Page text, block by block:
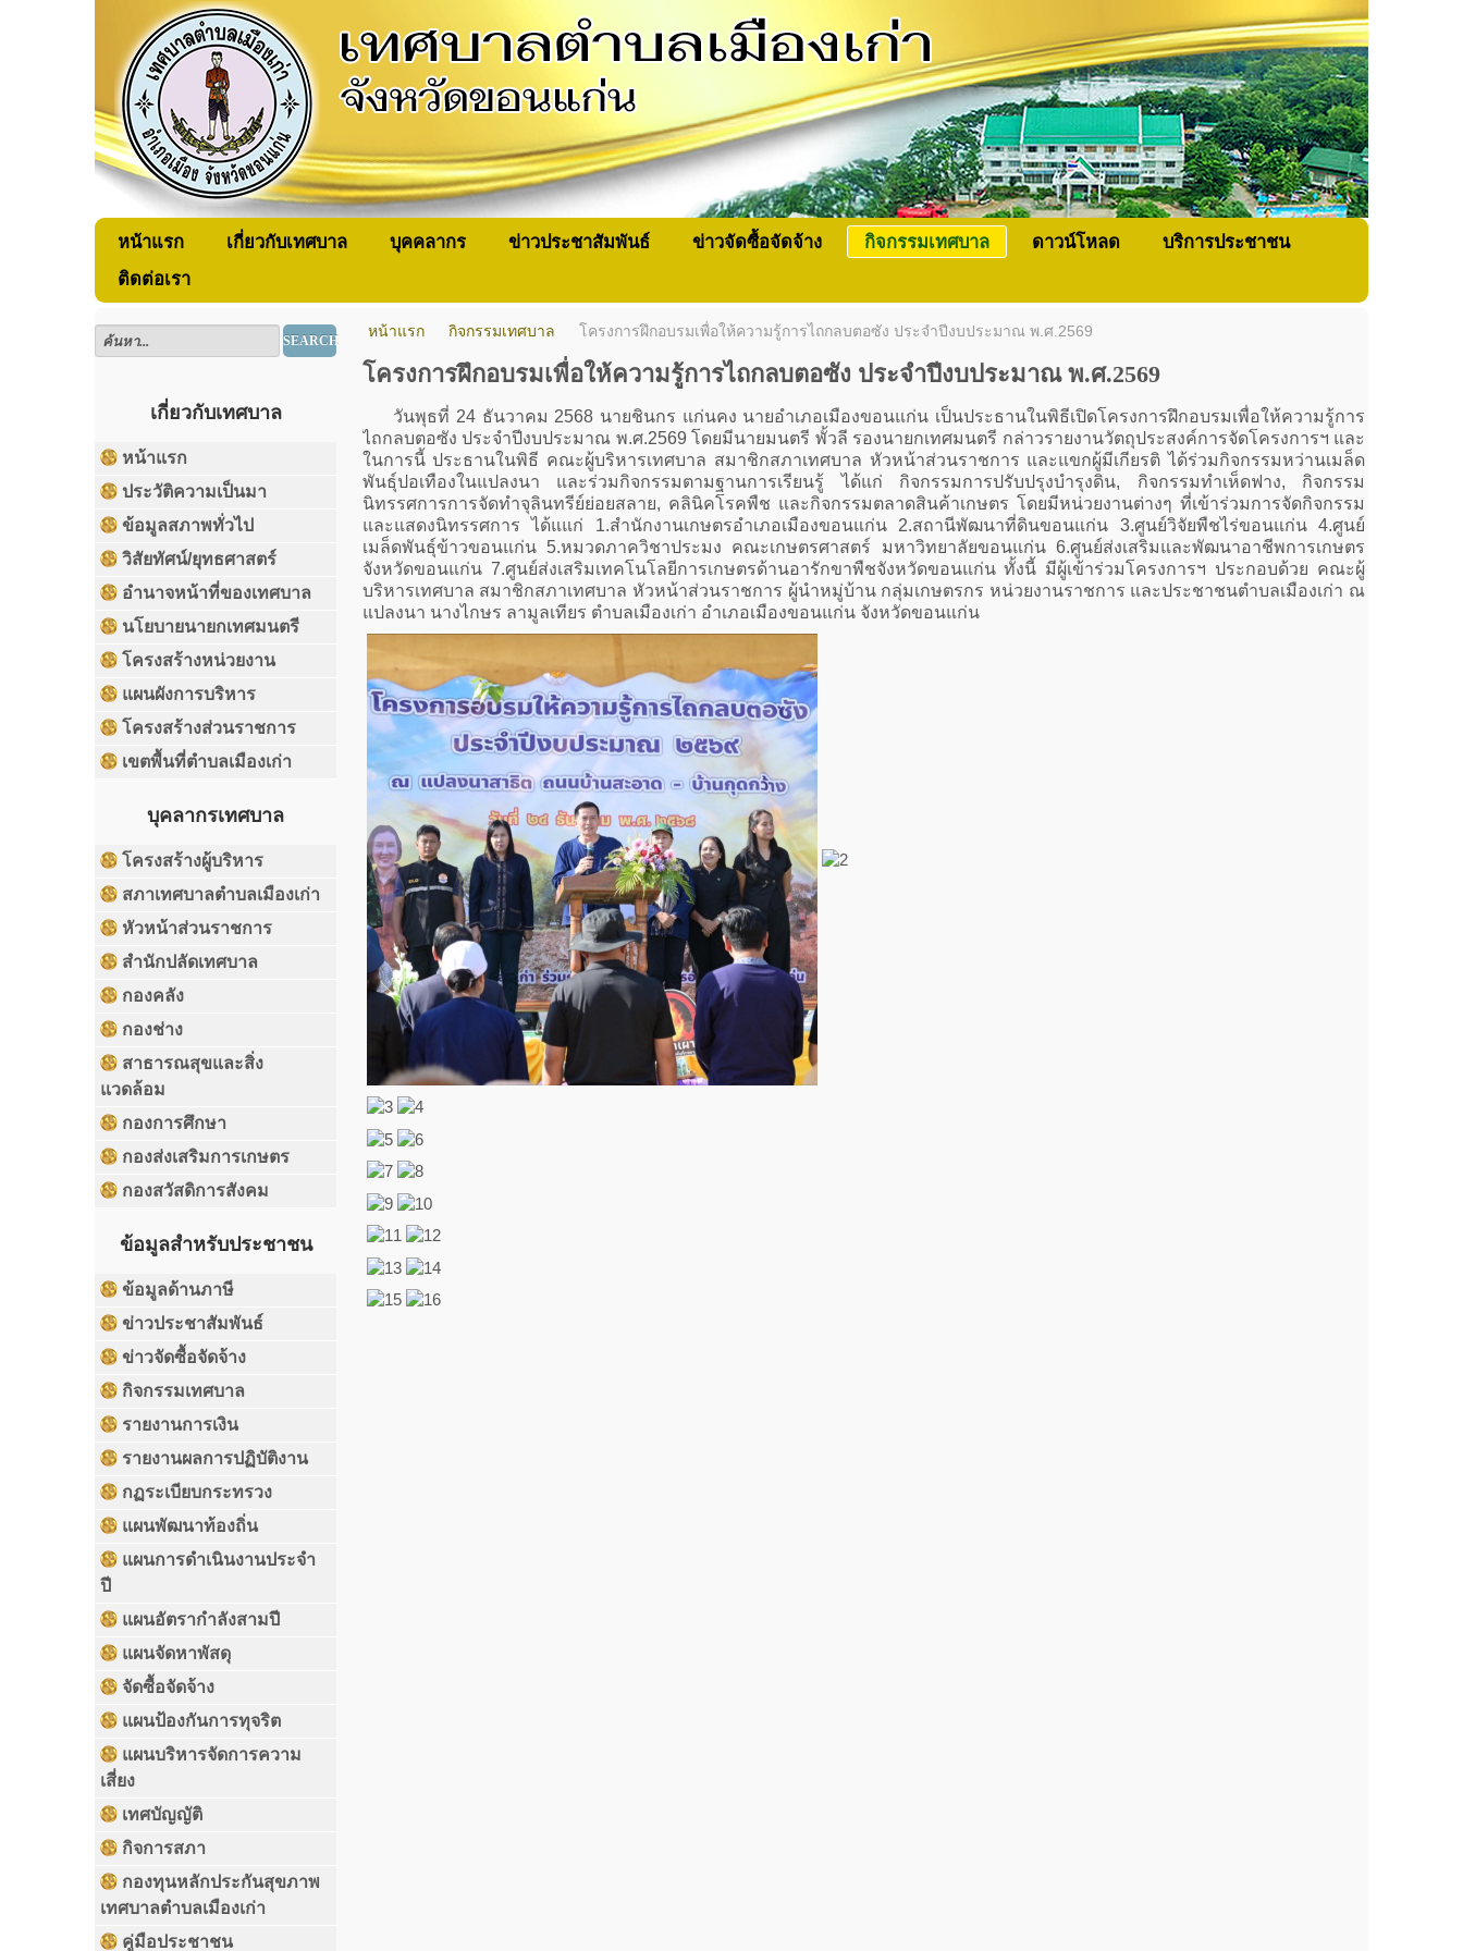
หน้าแรก เกี่ยวกับเทศบาล บุคคลากร ข่าวประชาสัมพันธ์ ข่าวจัดซื้อจัดจ้าง กิจกรรมเทศบาล ดาวน์โหลด
บริการประชาชน
ติดต่อเรา
SEARCH
เกี่ยวกับเทศบาล
หน้าแรก
ประวัติความเป็นมา
ข้อมูลสภาพทั่วไป
วิสัยทัศน์/ยุทธศาสตร์
อำนาจหน้าที่ของเทศบาล
นโยบายนายกเทศมนตรี
โครงสร้างหน่วยงาน
แผนผังการบริหาร
โครงสร้างส่วนราชการ
เขตพื้นที่ตำบลเมืองเก่า
บุคลากรเทศบาล
โครงสร้างผู้บริหาร
สภาเทศบาลตำบลเมืองเก่า
หัวหน้าส่วนราชการ
สำนักปลัดเทศบาล
กองคลัง
กองช่าง
สาธารณสุขและสิ่ง
แวดล้อม
กองการศึกษา
กองส่งเสริมการเกษตร
กองสวัสดิการสังคม
ข้อมูลสำหรับประชาชน
ข้อมูลด้านภาษี
ข่าวประชาสัมพันธ์
ข่าวจัดซื้อจัดจ้าง
กิจกรรมเทศบาล
รายงานการเงิน
รายงานผลการปฏิบัติงาน
กฏระเบียบกระทรวง
แผนพัฒนาท้องถิ่น
แผนการดำเนินงานประจำ
ปี
แผนอัตรากำลังสามปี
แผนจัดหาพัสดุ
จัดซื้อจัดจ้าง
แผนป้องกันการทุจริต
แผนบริหารจัดการความ
เสี่ยง
เทศบัญญัติ
กิจการสภา
กองทุนหลักประกันสุขภาพ
เทศบาลตำบลเมืองเก่า
คู่มือประชาชน
หน้าแรก กิจกรรมเทศบาล โครงการฝึกอบรมเพื่อให้ความรู้การไถกลบตอซัง ประจำปีงบประมาณ พ.ศ.2569
โครงการฝึกอบรมเพื่อให้ความรู้การไถกลบตอซัง ประจำปีงบประมาณ พ.ศ.2569
วันพุธที่ 24 ธันวาคม 2568 นายชินกร แก่นคง นายอำเภอเมืองขอนแก่น เป็นประธานในพิธีเปิดโครงการฝึกอบรมเพื่อให้ความรู้การ
ไถกลบตอซัง ประจำปีงบประมาณ พ.ศ.2569 โดยมีนายมนตรี พั้วลี รองนายกเทศมนตรี กล่าวรายงานวัตถุประสงค์การจัดโครงการฯ และ
ในการนี้ ประธานในพิธี คณะผู้บริหารเทศบาล สมาชิกสภาเทศบาล หัวหน้าส่วนราชการ และแขกผู้มีเกียรติ ได้ร่วมกิจกรรมหว่านเมล็ด
พันธุ์ปอเทืองในแปลงนา และร่วมกิจกรรมตามฐานการเรียนรู้ ได้แก่ กิจกรรมการปรับปรุงบำรุงดิน, กิจกรรมทำเห็ดฟาง, กิจกรรม
นิทรรศการการจัดทำจุลินทรีย์ย่อยสลาย, คลินิคโรคพืช และกิจกรรมตลาดสินค้าเกษตร โดยมีหน่วยงานต่างๆ ที่เข้าร่วมการจัดกิจกรรม
และแสดงนิทรรศการ ได้แแก่ 1.สำนักงานเกษตรอำเภอเมืองขอนแก่น 2.สถานีพัฒนาที่ดินขอนแก่น 3.ศูนย์วิจัยพืชไร่ขอนแก่น 4.ศูนย์
เมล็ดพันธุ์ข้าวขอนแก่น 5.หมวดภาควิชาประมง คณะเกษตรศาสตร์ มหาวิทยาลัยขอนแก่น 6.ศูนย์ส่งเสริมและพัฒนาอาชีพการเกษตร
จังหวัดขอนแก่น 7.ศูนย์ส่งเสริมเทคโนโลยีการเกษตรด้านอารักขาพืชจังหวัดขอนแก่น ทั้งนี้ มีผู้เข้าร่วมโครงการฯ ประกอบด้วย คณะผู้
บริหารเทศบาล สมาชิกสภาเทศบาล หัวหน้าส่วนราชการ ผู้นำหมู่บ้าน กลุ่มเกษตรกร หน่วยงานราชการ และประชาชนตำบลเมืองเก่า ณ
แปลงนา นางไกษร ลามูลเทียร ตำบลเมืองเก่า อำเภอเมืองขอนแก่น จังหวัดขอนแก่น